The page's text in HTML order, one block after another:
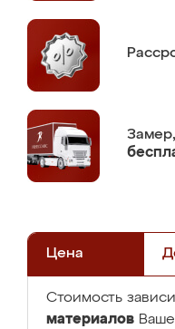
Замер,
Цена
Стоимость
материалов